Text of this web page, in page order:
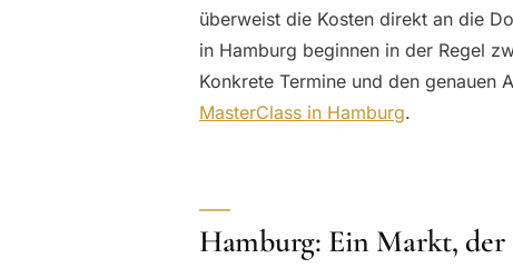
überweist die Kosten direkt an die
in Hamburg beginnen in der Regel
Konkrete Termine und den genauen
MasterClass in Hamburg.
Hamburg: Ein Markt,